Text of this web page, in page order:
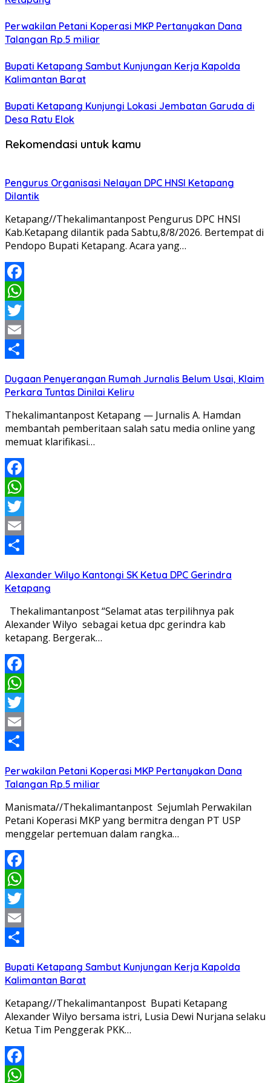
Perwakilan Petani Koperasi MKP Pertanyakan Dana
Talangan Rp.5 miliar
Bupati Ketapang Sambut Kunjungan Kerja Kapolda
Kalimantan Barat
Bupati Ketapang Kunjungi Lokasi Jembatan Garuda di
Desa Ratu Elok
Rekomendasi untuk kamu
Pengurus Organisasi Nelayan DPC HNSI Ketapang
Dilantik
Ketapang//Thekalimantanpost Pengurus DPC HNSI
Kab.Ketapang dilantik pada Sabtu,8/8/2026. Bertempat di
Pendopo Bupati Ketapang. Acara yang…
Facebook
WhatsApp
Twitter
Email
Dugaan Penyerangan Rumah Jurnalis Belum Usai, Klaim
Perkara Tuntas Dinilai Keliru
Thekalimantanpost Ketapang — Jurnalis A. Hamdan
membantah pemberitaan salah satu media online yang
memuat klarifikasi…
Facebook
WhatsApp
Twitter
Email
Alexander Wilyo Kantongi SK Ketua DPC Gerindra
Ketapang
Thekalimantanpost “Selamat atas terpilihnya pak
Alexander Wilyo sebagai ketua dpc gerindra kab
ketapang. Bergerak…
Facebook
WhatsApp
Twitter
Email
Perwakilan Petani Koperasi MKP Pertanyakan Dana
Talangan Rp.5 miliar
Manismata//Thekalimantanpost Sejumlah Perwakilan
Petani Koperasi MKP yang bermitra dengan PT USP
menggelar pertemuan dalam rangka…
Facebook
WhatsApp
Twitter
Email
Bupati Ketapang Sambut Kunjungan Kerja Kapolda
Kalimantan Barat
Ketapang//Thekalimantanpost Bupati Ketapang
Alexander Wilyo bersama istri, Lusia Dewi Nurjana selaku
Ketua Tim Penggerak PKK…
Facebook